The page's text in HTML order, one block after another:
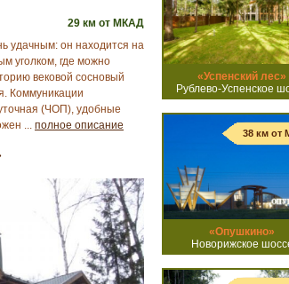
29 км от МКАД
удачным: он находится на
уголком, где можно
вековой сосновый
Коммуникации
(ЧОП), удобные
... полное описание
«Успенский лес»
Рублево-Успенское
«Опушкино»
Новорижское
38 км от